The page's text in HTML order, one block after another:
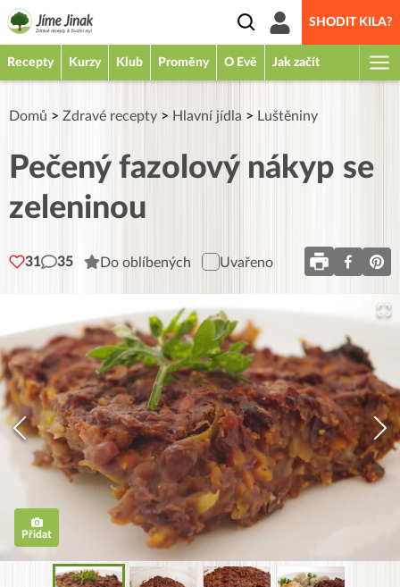
SHODIT KILA?
Recepty Kurzy Klub Proměny O Evě Jak začít
Domů > Zdravé recepty > Hlavní jídla > Luštěniny
Pečený fazolový nákyp se
zeleninou
31 35 Do oblíbených Uvařeno
Přidat